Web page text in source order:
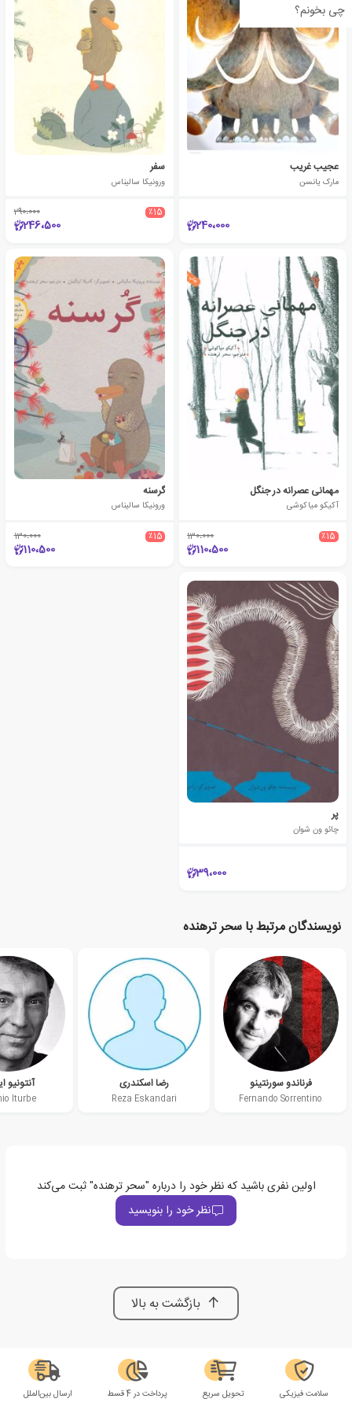
چی بخونم؟
عجیب غریب
مارک یانسن
240،000
سفر
ورونیکا سالیناس
٪15 290،000
246،500
مهمانی عصرانه در جنگل
آکیکو میاکوشی
٪15 130،000
110،500
گرسنه
ورونیکا سالیناس
٪15 130،000
110،500
پر
چائو ون شوان
39،000
نویسندگان مرتبط با سحر ترهنده
فرناندو سورنتینو
Fernando Sorrentino
رضا اسکندری
Reza Eskandari
آنتونیو
Iturbe
اولین نفری باشید که نظر خود را درباره "سحر ترهنده" ثبت می‌کند
نظر خود را بنویسید
بازگشت به بالا
سلامت فیزیکی تحویل سریع پرداخت در 4 قسط ارسال بین‌الملل